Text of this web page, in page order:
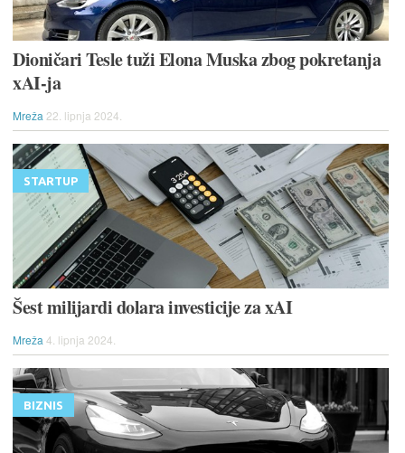
Dioničari Tesle tuži Elona Muska zbog pokretanja
xAI-ja
Mreža 22. lipnja 2024.
STARTUP
Šest milijardi dolara investicije za xAI
Mreža 4. lipnja 2024.
BIZNIS